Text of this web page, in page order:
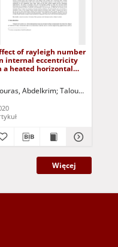
Lahiri, Abhijit Jurczak, Paweł -
of rayleigh number
internal eccentricity
a heated horizontal
Abdelkrim Taloub, Djedid
Więcej